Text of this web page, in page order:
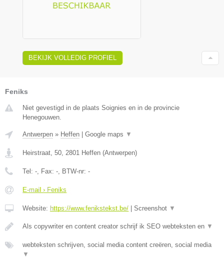
BEKIJK VOLLEDIG PROFIEL
Feniks
Niet gevestigd in de plaats Soignies en in de provincie
Henegouwen.
Antwerpen » Heffen Google maps ▼
Heirstraat, 50, 2801 Heffen (Antwerpen)
Tel: -, Fax: -, BTW-nr: -
E-mail › Feniks
Website: https://www.fenikstekst.be/ Screenshot ▼
Als copywriter en content creator schrijf ik SEO webteksten en ▼
webteksten schrijven, social media content creëren, social media
▼